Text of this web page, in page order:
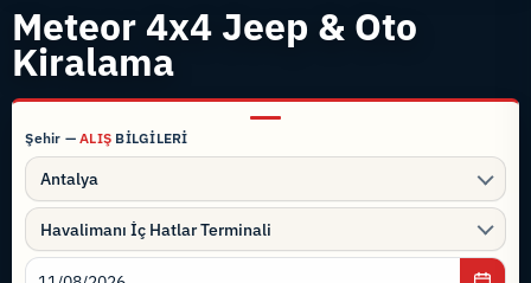
Meteor 4x4 Jeep & Oto
Kiralama
Şehir —ALIŞ BİLGİLERİ
Antalya
Havalimanı İç Hatlar Terminali